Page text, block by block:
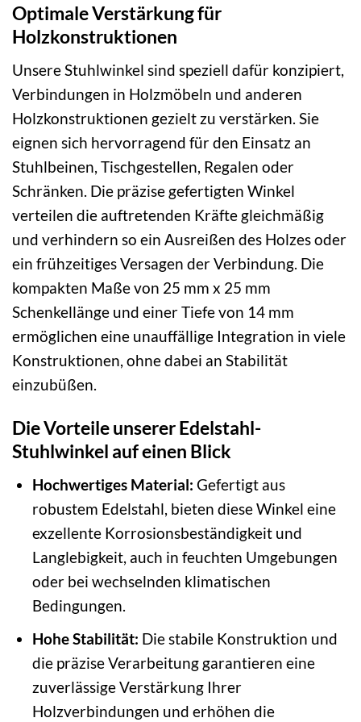
Optimale Verstärkung für
Holzkonstruktionen
Unsere Stuhlwinkel sind speziell dafür konzipiert,
Verbindungen in Holzmöbeln und anderen
Holzkonstruktionen gezielt zu verstärken. Sie
eignen sich hervorragend für den Einsatz an
Stuhlbeinen, Tischgestellen, Regalen oder
Schränken. Die präzise gefertigten Winkel
verteilen die auftretenden Kräfte gleichmäßig
und verhindern so ein Ausreißen des Holzes oder
ein frühzeitiges Versagen der Verbindung. Die
kompakten Maße von 25 mm x 25 mm
Schenkellänge und einer Tiefe von 14 mm
ermöglichen eine unauffällige Integration in viele
Konstruktionen, ohne dabei an Stabilität
einzubüßen.
Die Vorteile unserer Edelstahl-
Stuhlwinkel auf einen Blick
Hochwertiges Material: Gefertigt aus
robustem Edelstahl, bieten diese Winkel eine
exzellente Korrosionsbeständigkeit und
Langlebigkeit, auch in feuchten Umgebungen
oder bei wechselnden klimatischen
Bedingungen.
Hohe Stabilität: Die stabile Konstruktion und
die präzise Verarbeitung garantieren eine
zuverlässige Verstärkung Ihrer
Holzverbindungen und erhöhen die